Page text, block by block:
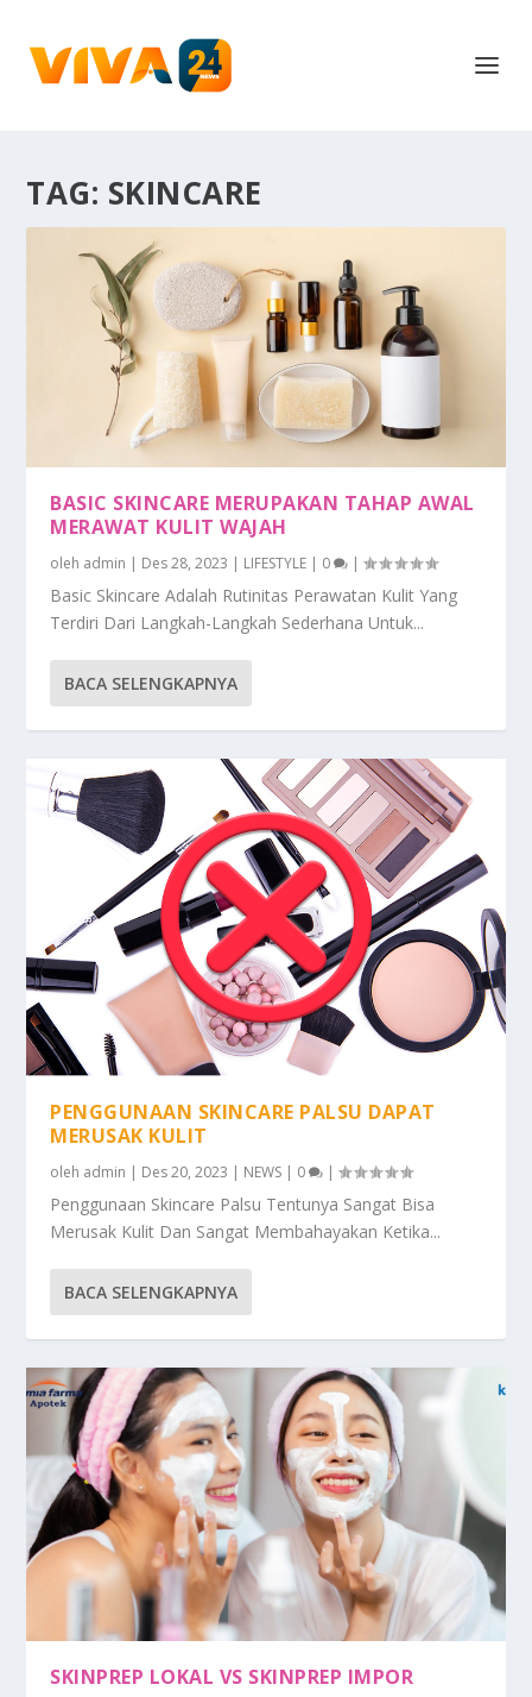
TAG: SKINCARE
BASIC SKINCARE MERUPAKAN TAHAP AWAL
MERAWAT KULIT WAJAH
oleh admin | Des 28, 2023 | LIFESTYLE | 0 |
Basic Skincare Adalah Rutinitas Perawatan Kulit Yang
Terdiri Dari Langkah-Langkah Sederhana Untuk...
BACA SELENGKAPNYA
PENGGUNAAN SKINCARE PALSU DAPAT
MERUSAK KULIT
oleh admin | Des 20, 2023 | NEWS | 0 |
Penggunaan Skincare Palsu Tentunya Sangat Bisa
Merusak Kulit Dan Sangat Membahayakan Ketika...
BACA SELENGKAPNYA
SKINPREP LOKAL VS SKINPREP IMPOR